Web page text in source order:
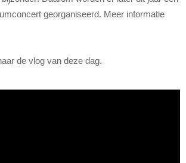
georganiseerd. Meer informatie
de vlog van deze dag.